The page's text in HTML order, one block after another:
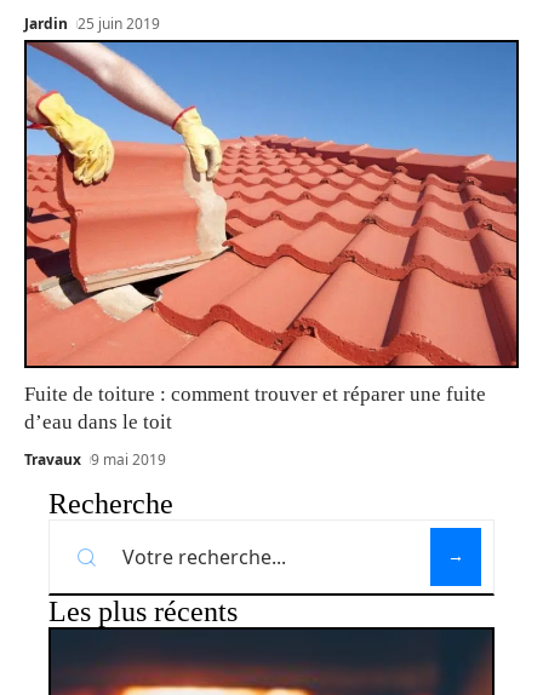
Jardin 25 juin 2019
Fuite de toiture : comment trouver et réparer une fuite
d’eau dans le toit
Travaux 9 mai 2019
Recherche
Les plus récents